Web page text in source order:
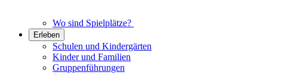
Wo sind Spielplätze?
Erleben
Schulen und Kindergärten
Kinder und Familien
Gruppenführungen